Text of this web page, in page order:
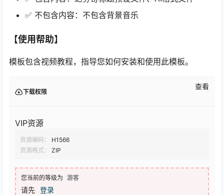
✅ 不包含内容：不包含背景音乐
【使用帮助】
模板包含视频教程，指导您如何安装和使用此模板。
下载权限
查看
VIP资源
资源编码：
H1566
资源格式：
ZIP
您当前的等级为 游客
请先 登录